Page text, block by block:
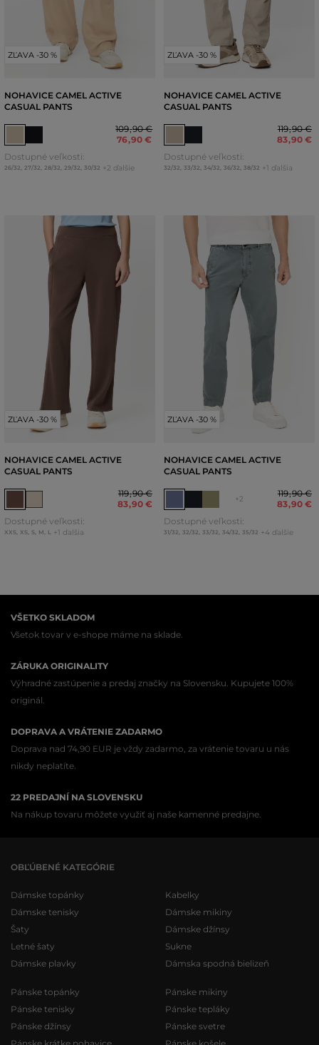
ZĽAVA -30 %
NOHAVICE CAMEL ACTIVE
CASUAL PANTS
109,90 €
76,90 €
Dostupné veľkosti:
26/32, 27/32, 28/32, 29/32, 30/32 +2 ďalšie
ZĽAVA -30 %
NOHAVICE CAMEL ACTIVE
CASUAL PANTS
119,90 €
83,90 €
Dostupné veľkosti:
32/32, 33/32, 34/32, 36/32, 38/32 +1 ďalšia
ZĽAVA -30 %
NOHAVICE CAMEL ACTIVE
CASUAL PANTS
119,90 €
83,90 €
Dostupné veľkosti:
XXS, XS, S, M, L +1 ďalšia
ZĽAVA -30 %
NOHAVICE CAMEL ACTIVE
CASUAL PANTS
+2
119,90 €
83,90 €
Dostupné veľkosti:
31/32, 32/32, 33/32, 34/32, 35/32 +4 ďalšie
VŠETKO SKLADOM
Všetok tovar v e-shope máme na sklade.
ZÁRUKA ORIGINALITY
Výhradné zastúpenie a predaj značky na Slovensku. Kupujete 100%
originál.
DOPRAVA A VRÁTENIE ZADARMO
Doprava nad 74,90 EUR je vždy zadarmo, za vrátenie tovaru u nás
nikdy neplatíte.
22 PREDAJNÍ NA SLOVENSKU
Na nákup tovaru môžete využiť aj naše kamenné predajne.
OBĽÚBENÉ KATEGÓRIE
Dámske topánky
Dámske tenisky
Šaty
Letné šaty
Dámske plavky
Kabelky
Dámske mikiny
Dámske džínsy
Sukne
Dámska spodná bielizeň
Pánske topánky
Pánske tenisky
Pánske džínsy
Pánske mikiny
Pánske tepláky
Pánske svetre